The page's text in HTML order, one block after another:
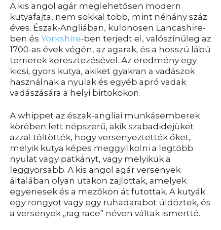
A kis angol agár meglehetősen modern
kutyafajta, nem sokkal több, mint néhány száz
éves. Észak-Angliában, különösen Lancashire-
ben és Yorkshire-ben terjedt el, valószínűleg az
1700-as évek végén, az agarak, és a hosszú lábú
terrierek keresztezésével. Az eredmény egy
kicsi, gyors kutya, akiket gyakran a vadászok
használnak a nyulak és egyéb apró vadak
vadászására a helyi birtokokon.
A whippet az észak-angliai munkásemberek
körében lett népszerű, akik szabadidejüket
azzal töltötték, hogy versenyeztették őket,
melyik kutya képes meggyilkolni a legtöbb
nyulat vagy patkányt, vagy melyikük a
leggyorsabb. A kis angol agár versenyek
általában olyan utakon zajlottak, amelyek
egyenesek és a mezőkön át futottak. A kutyák
egy rongyot vagy egy ruhadarabot üldöztek, és
a versenyek „rag race” néven váltak ismertté.